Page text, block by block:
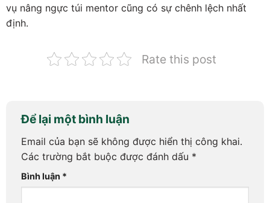
vụ nâng ngực túi mentor cũng có sự chênh lệch nhất
định.
Rate this post
Để lại một bình luận
Email của bạn sẽ không được hiển thị công khai.
Các trường bắt buộc được đánh dấu *
Bình luận *